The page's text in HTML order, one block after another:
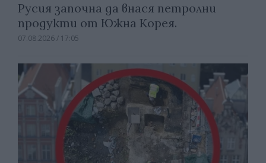
Русия започна да внася петролни
продукти от Южна Корея.
07.08.2026 / 17:05